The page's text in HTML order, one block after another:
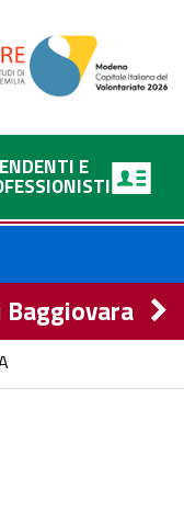
E
Baggiovara